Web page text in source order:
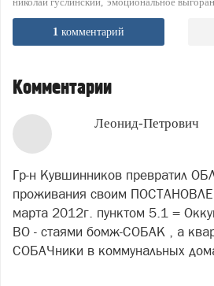
1 комментарий
Комментарии
Леонид-Петрович
Гр-н Кувшинников превратил
проживания своим
марта 2012г. пунктом 5.1 =
ВО - стаями бомж-СОБАК , а
СОБАЧники в коммунальных